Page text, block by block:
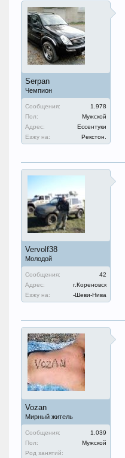
Serpan
Чемпион
Сообщения:
1.978
Пол:
Мужской
Адрес:
Ессентуки
Езжу на:
Рекстон.
Vervolf38
Молодой
Сообщения:
42
Адрес:
г.Кореновск
Езжу на:
-Шеви-Нива
Vozan
Мирный житель
Сообщения:
1.039
Пол:
Мужской
Род занятий: